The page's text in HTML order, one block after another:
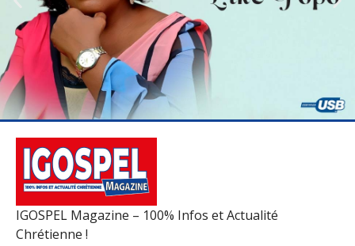
IGOSPEL Magazine – 100% Infos et Actualité
Chrétienne !